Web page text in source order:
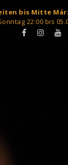
bis Mitte
22:00 bis